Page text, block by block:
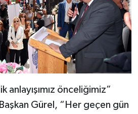
anlayışımız önceliğimiz”
Gürel, “Her geçen gün